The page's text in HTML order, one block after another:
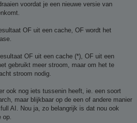
voordat je een nieuwe versie van
OF uit een cache, OF wordt het
OF uit een cache (*), OF uit een
gebruikt meer stroom, maar om het te
stroom nodig.
ook nog iets tussenin heeft, ie. een soort
maar blijkbaar op de een of andere manier
AI. Nou ja, zo belangrijk is dat nou ook
op.